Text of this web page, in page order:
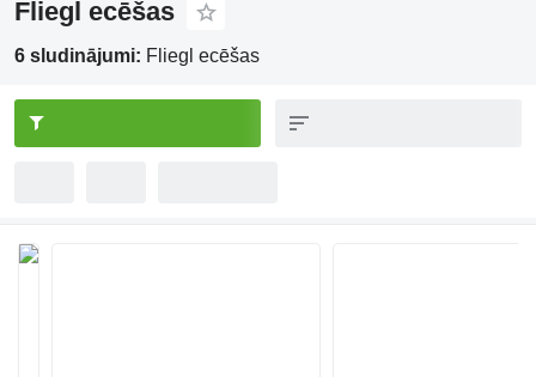
Fliegl ecēšas
6 sludinājumi: Fliegl ecēšas